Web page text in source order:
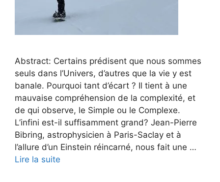
Abstract: Certains prédisent que nous sommes
seuls dans l’Univers, d’autres que la vie y est
banale. Pourquoi tant d’écart ? Il tient à une
mauvaise compréhension de la complexité, et
de qui observe, le Simple ou le Complexe.
L’infini est-il suffisamment grand? Jean-Pierre
Bibring, astrophysicien à Paris-Saclay et à
l’allure d’un Einstein réincarné, nous fait une …
Lire la suite